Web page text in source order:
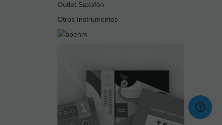
Outlet Saxofón
Otros Instrumentos